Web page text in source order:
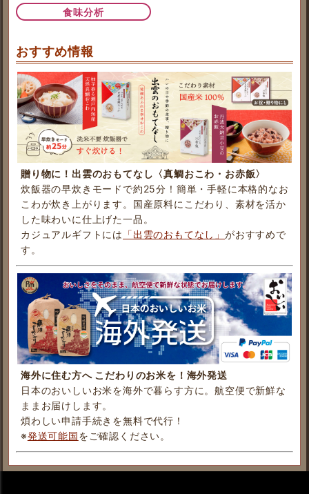
食味分析
おすすめ情報
贈り物に！出雲のおもてなし〈真鯛おこわ・お赤飯〉
炊飯器の早炊きモードで約25分！簡単・手軽に本格的なお
こわが炊き上がります。国産原料にこだわり、素材を活か
した味わいに仕上げた一品。
カジュアルギフトには 「出雲のおもてなし」がおすすめで
す。
海外に住む方へ こだわりのお米を！海外発送
日本のおいしいお米を海外で暮らす方に。航空便で新鮮な
ままお届けします。
煩わしい申請手続きを無料で代行！
※発送可能国をご確認ください。